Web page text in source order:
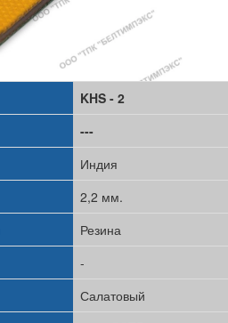
KHS - 2
---
Индия
2,2 мм.
Резина
-
Салатовый